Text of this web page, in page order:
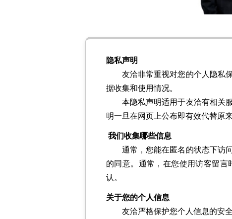
隐私声明
友洽非常重视对您的个人隐私保
据收集和使用情况。
本隐私声明适用于友洽有相关服
明一旦在网页上公布即有效代替原来
我们收集哪些信息
通常，您能在匿名的状态下访问
的同意。通常，在您使用访客留
认。
关于您的个人信息
友洽严格保护您个人信息的安全